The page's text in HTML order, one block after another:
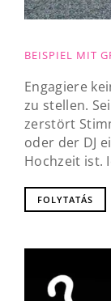
BEISPIEL MIT
Engagiere
zu stellen.
zerstört
oder der DJ
Hochzeit ist.
FOLYTATÁS